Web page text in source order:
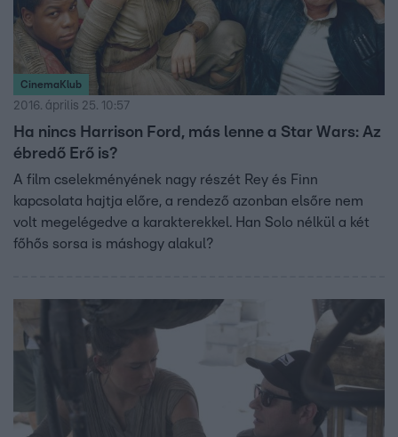
CinemaKlub
2016. április 25. 10:57
Ha nincs Harrison Ford, más lenne a Star Wars: Az
ébredő Erő is?
A film cselekményének nagy részét Rey és Finn
kapcsolata hajtja előre, a rendező azonban elsőre nem
volt megelégedve a karakterekkel. Han Solo nélkül a két
főhős sorsa is máshogy alakul?